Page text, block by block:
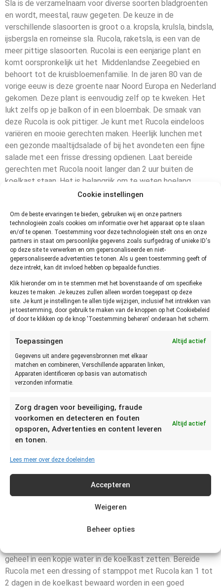
Cookie instellingen
Om de beste ervaringen te bieden, gebruiken wij en onze partners
technologieën zoals cookies om informatie over het apparaat op te slaan
en/of te openen. Toestemming voor deze technologieën stelt ons en onze
partners in staat om persoonlijke gegevens zoals surfgedrag of unieke ID's
op deze site te verwerken en om gepersonaliseerde en niet-
gepersonaliseerde advertenties te tonen. Als u geen toestemming geeft of
deze intrekt, kan dit invloed hebben op bepaalde functies.
Klik hieronder om in te stemmen met het bovenstaande of om specifieke
keuzes te maken. Je keuzes zullen alleen worden toegepast op deze
site. Je kunt je instellingen te allen tijde wijzigen, inclusief het intrekken van
je toestemming, door gebruik te maken van de knoppen op het Cookiebeleid
of door te klikken op de knop 'Toestemming beheren' onderaan het scherm.
Toepassingen Altijd actief
Gegevens uit andere gegevensbronnen met elkaar
matchen en combineren, Verschillende apparaten linken,
Apparaten identificeren op basis van automatisch
verzonden informatie.
Zorg dragen voor beveiliging, fraude
voorkomen en detecteren en fouten
opsporen, Advertenties en content leveren
en tonen.
Altijd actief
Lees meer over deze doeleinden
Accepteren
Weigeren
Beheer opties
Sla is de verzamelnaam voor diverse soorten bladgroenten
en wordt, meestal, rauw gegeten. De keuze in de
verschillende slasoorten is groot o.a. kropsla, krulsla, bindsla,
ijsbergsla en romeinse sla. Rucola, raketsla, is een van de
meer pittige slasoorten. Rucolai is een eenjarige plant en
komt oorspronkelijk uit het Middenlandse Zeegebied en
behoort tot de kruisbloemenfamilie. In de jaren 80 van de
vorige eeuw is deze groente naar Noord Europa en Nederland
gekomen. Deze plant is eenvoudig zelf op te kweken. Het
lukt zelfs op je balkon of in een bloembak. De smaak van
deze Rucola is ook pittiger. Je kunt met Rucola eindeloos
variëren en mooie gerechten maken. Heerlijk lunchen met
een gezonde maaltijdsalade of bij het avondeten een fijne
salade met een frisse dressing opdienen. Laat bereide
gerechten met Rucola nooit langer dan 2 uur buiten de
koelkast staan. Het is belangrijk om te weten hoelang
Rucola houdbaar is en onder welke condities. Rucola
Buiten
koelkast
Koelkast Diepvries
Rucola n.v.t.
2 tot 4
dagen
n.v.t.
Hoe kun je vaststellen of Rucola
niet meer goed is?
Je kunt het
beste
vaststellen of
Rucola niet
meer goed
ruiken en
proeven. Als
de Rucola
beschimmeld is dient zij weggegooid te worden.
Hoe moet je Rucola bewaren?
eventueel in een vochtige doek. Ook kun je aan de onderkant
een kopje water in de koelkast zetten. Als er nog wortels
geheel in een kopje water in de koelkast zetten. Bereide
Rucola met een dressing of stamppot met Rucola kan 1 tot
2 dagen in de koelkast bewaard worden in een goed